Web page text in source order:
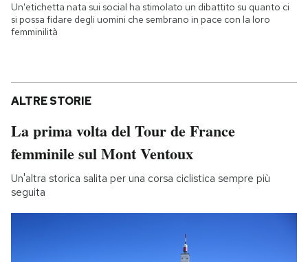
Un'etichetta nata sui social ha stimolato un dibattito su quanto ci
si possa fidare degli uomini che sembrano in pace con la loro
femminilità
ALTRE STORIE
La prima volta del Tour de France
femminile sul Mont Ventoux
Un'altra storica salita per una corsa ciclistica sempre più
seguita